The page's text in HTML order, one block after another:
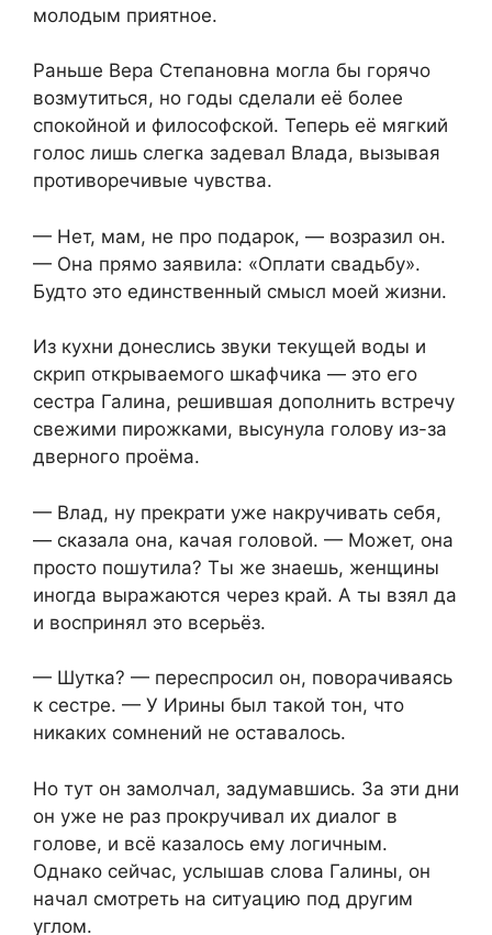
молодым приятное.
Раньше Вера Степановна могла бы горячо
возмутиться, но годы сделали её более
спокойной и философской. Теперь её мягкий
голос лишь слегка задевал Влада, вызывая
противоречивые чувства.
— Нет, мам, не про подарок, — возразил он.
— Она прямо заявила: «Оплати свадьбу».
Будто это единственный смысл моей жизни.
Из кухни донеслись звуки текущей воды и
скрип открываемого шкафчика — это его
сестра Галина, решившая дополнить встречу
свежими пирожками, высунула голову из-за
дверного проёма.
— Влад, ну прекрати уже накручивать себя,
— сказала она, качая головой. — Может, она
просто пошутила? Ты же знаешь, женщины
иногда выражаются через край. А ты взял да
и воспринял это всерьёз.
— Шутка? — переспросил он, поворачиваясь
к сестре. — У Ирины был такой тон, что
никаких сомнений не оставалось.
Но тут он замолчал, задумавшись. За эти дни
он уже не раз прокручивал их диалог в
голове, и всё казалось ему логичным.
Однако сейчас, услышав слова Галины, он
начал смотреть на ситуацию под другим
углом.